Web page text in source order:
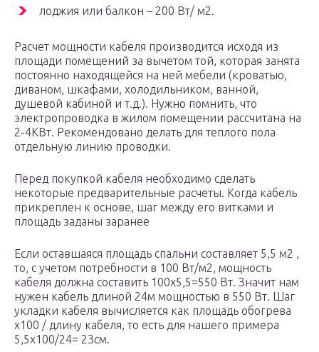
лоджия или балкон – 200 Вт/ м2.
Расчет мощности кабеля производится исходя из
площади помещений за вычетом той, которая занята
постоянно находящейся на ней мебели (кроватью,
диваном, шкафами, холодильником, ванной,
душевой кабиной и т.д.). Нужно помнить, что
электропроводка в жилом помещении рассчитана на
2-4КВт. Рекомендовано делать для теплого пола
отдельную линию проводки.
Перед покупкой кабеля необходимо сделать
некоторые предварительные расчеты. Когда кабель
прикреплен к основе, шаг между его витками и
площадь заданы заранее
Если оставшаяся площадь спальни составляет 5,5 м2 ,
то, с учетом потребности в 100 Вт/м2, мощность
кабеля должна составить 100х5,5=550 Вт. Значит нам
нужен кабель длиной 24м мощностью в 550 Вт. Шаг
укладки кабеля вычисляется как площадь обогрева
х100 / длину кабеля, то есть для нашего примера
5,5х100/24= 23см.